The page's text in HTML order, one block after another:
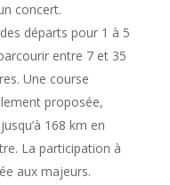
concert.
départs pour 1 à 5
entre 7 et 35
Une course
proposée,
168 km en
La participation à
aux majeurs.